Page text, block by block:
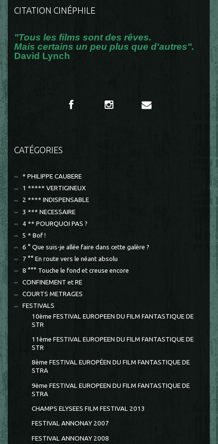
CITATION CINÉPHILE
"Tous les films sont des rêves.
Mais certains un peu plus que d'autres".
David Lynch
CATÉGORIES
* PHILIPPE CAUBERE
1 ***** VERTIGINEUX
2 **** INDISPENSABLE
3 *** NECESSAIRE
4 ** POURQUOI PAS ?
5 * Bof !
6 ° Que suis-je allée faire dans cette galère ?
7 °° En route vers le néant absolu
8 °°° Touche le fond et creuse encore
CONFINEMENT et RE
COURTS METRAGES
FESTIVALS
10ème FESTIVAL EUROPEEN DU FILM FANTASTIQUE DE
STR
11ème FESTIVAL EUROPEEN DU FILM FANTASTIQUE DE
STR
8ème FESTIVAL EUROPÉEN DU FILM FANTASTIQUE DE
STRA
9ème FESTIVAL EUROPEEN DU FILM FANTASTIQUE DE
STRA
CHAMPS ELYSEES FILM FESTIVAL 2013
FESTIVAL ANNONAY 2007
FESTIVAL ANNONAY 2008